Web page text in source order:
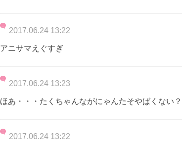
2017.06.24 13:22
アニサマえぐすぎ
2017.06.24 13:23
ほあ・・・たくちゃんながにゃんたそやばくない？
2017.06.24 13:22